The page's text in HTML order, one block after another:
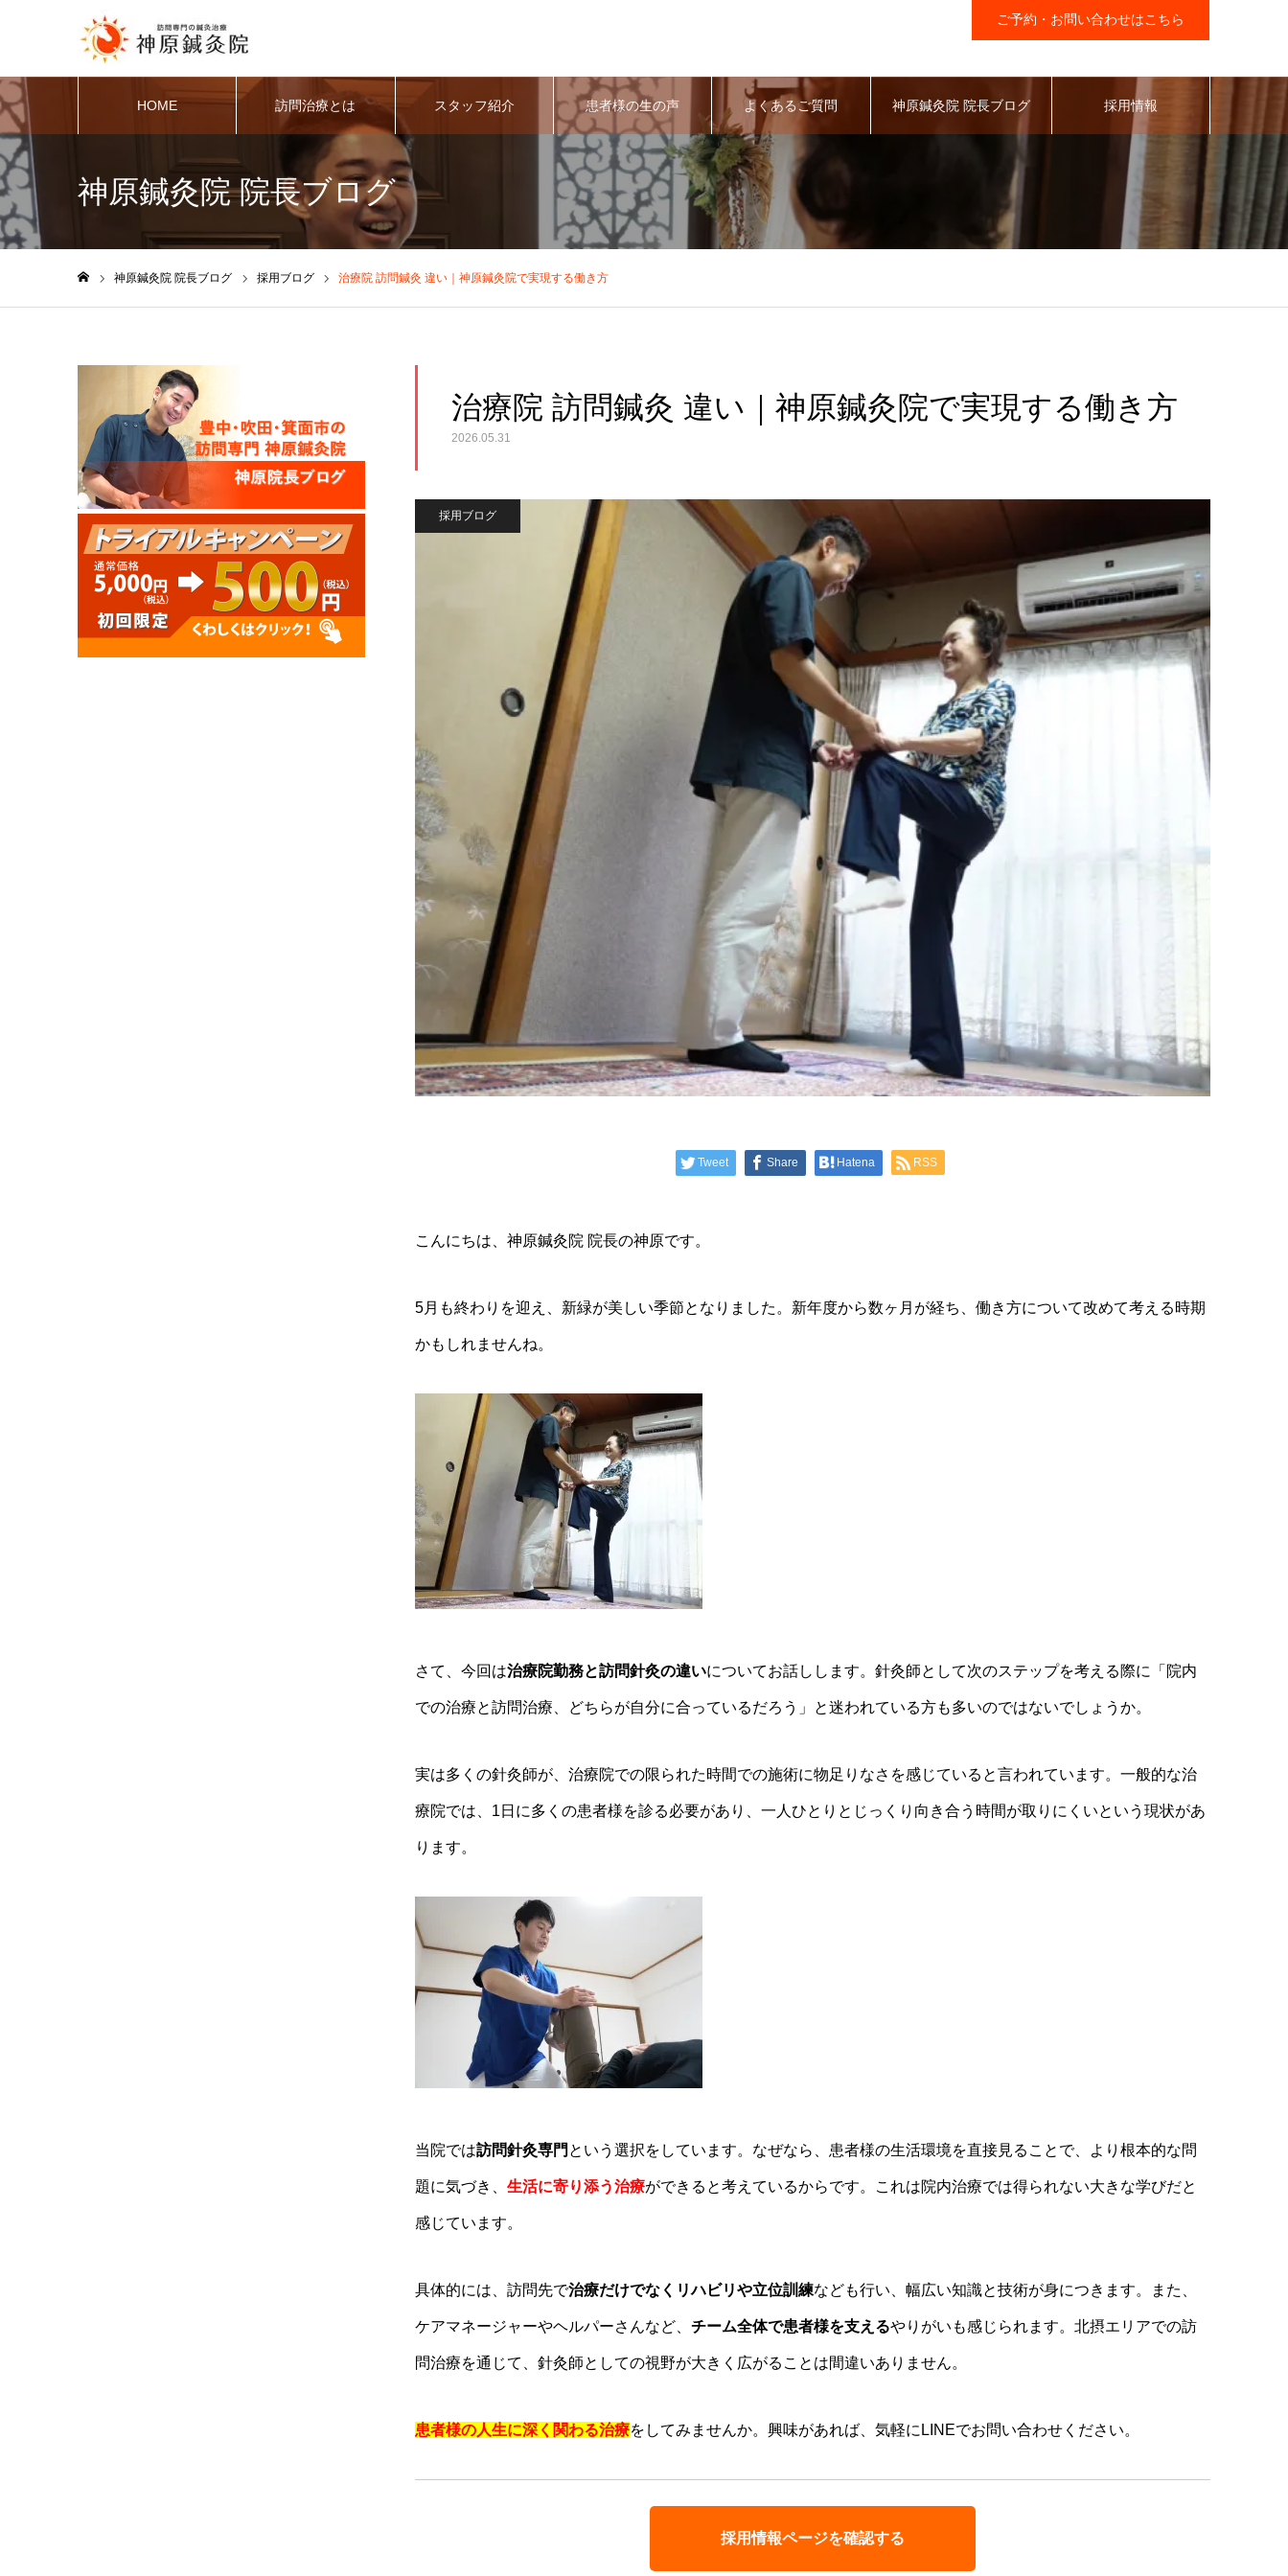
ご予約・お問い合わせはこちら
HOME 訪問治療とは スタッフ紹介 患者様の生の声 よくあるご質問 神原鍼灸院 院長ブログ 採用情報
神原鍼灸院 院長ブログ
神原鍼灸院 院長ブログ 採用ブログ 治療院 訪問鍼灸 違い｜神原鍼灸院で実現する働き方
治療院 訪問鍼灸 違い｜神原鍼灸院で実現する働き方
2026.05.31
採用ブログ
Tweet Share Hatena RSS
こんにちは、神原鍼灸院 院長の神原です。
5月も終わりを迎え、新緑が美しい季節となりました。新年度から数ヶ月が経ち、働き方について改めて考える時期
かもしれませんね。
さて、今回は治療院勤務と訪問針灸の違いについてお話しします。針灸師として次のステップを考える際に「院内
での治療と訪問治療、どちらが自分に合っているだろう」と迷われている方も多いのではないでしょうか。
実は多くの針灸師が、治療院での限られた時間での施術に物足りなさを感じていると言われています。一般的な治
療院では、1日に多くの患者様を診る必要があり、一人ひとりとじっくり向き合う時間が取りにくいという現状があ
ります。
当院では訪問針灸専門 という選択をしています。なぜなら、患者様の生活環境を直接見ることで、より根本的な問
題に気づき、 生活に寄り添う治療ができると考えているからです。これは院内治療では得られない大きな学びだと
感じています。
具体的には、訪問先で治療だけでなくリハビリや立位訓練なども行い、幅広い知識と技術が身につきます。また、
ケアマネージャーやヘルパーさんなど、 チーム全体で患者様を支えるやりがいも感じられます。北摂エリアでの訪
問治療を通じて、針灸師としての視野が大きく広がることは間違いありません。
患者様の人生に深く関わる治療をしてみませんか。興味があれば、気軽にLINEでお問い合わせください。
採用情報ページを確認する